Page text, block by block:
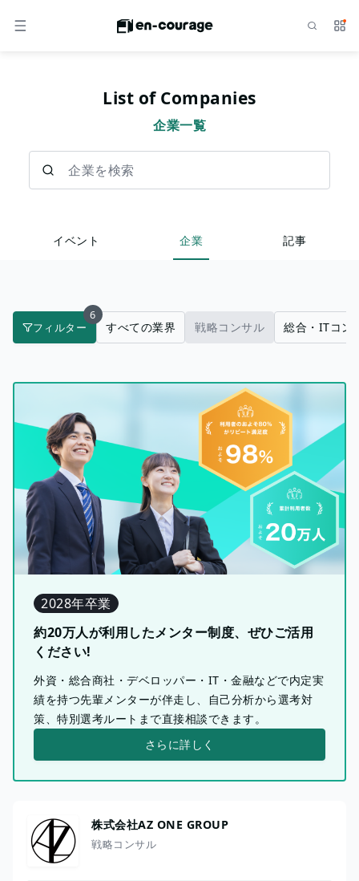
メニュー サ
List of Companies
企業一覧
イベント 企業 記事
フィルター
6
すべての業界 戦略コンサル 総合・ITコン
2028年卒業
約20万人が利用したメンター制度、ぜひご活用
ください!
外資・総合商社・デベロッパー・IT・金融などで内定実
績を持つ先輩メンターが伴走し、自己分析から選考対
策、特別選考ルートまで直接相談できます。
さらに詳しく
株式会社AZ ONE GROUP
戦略コンサル